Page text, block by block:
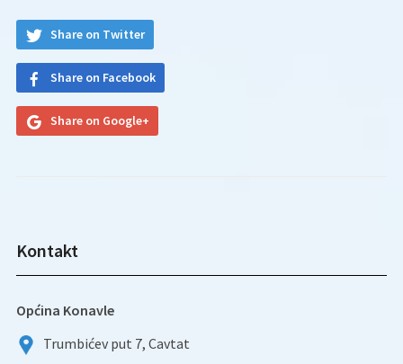
Share on Twitter
Share on Facebook
Share on Google+
Kontakt
Općina Konavle
Trumbićev put 7, Cavtat